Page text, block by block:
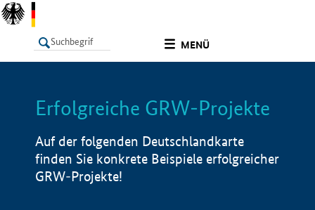
MENÜ
LISTE Info
Erfolgreiche GRW-Projekte
Auf der folgenden Deutschlandkarte
finden Sie konkrete Beispiele erfolgreicher
GRW-Projekte!